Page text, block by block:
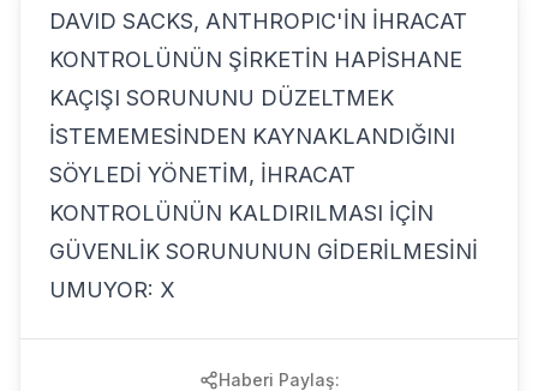
DAVID SACKS, ANTHROPIC'İN İHRACAT
KONTROLÜNÜN ŞİRKETİN HAPİSHANE
KAÇIŞI SORUNUNU DÜZELTMEK
İSTEMEMESİNDEN KAYNAKLANDIĞINI
SÖYLEDİ YÖNETİM, İHRACAT
KONTROLÜNÜN KALDIRILMASI İÇİN
GÜVENLİK SORUNUNUN GİDERİLMESİNİ
UMUYOR: X
Haberi Paylaş: